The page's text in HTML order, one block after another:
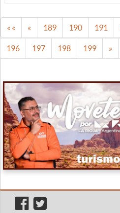
« « « 189 190 191
196 197 198 199 »